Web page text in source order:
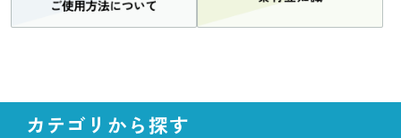
カテゴリから探す